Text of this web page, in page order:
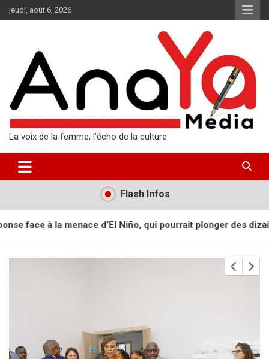
Aller
au
jeudi, août 6, 2026
La voix de la femme, l’écho de la culture
Flash Infos
plonger des dizaines de millions de personnes dans